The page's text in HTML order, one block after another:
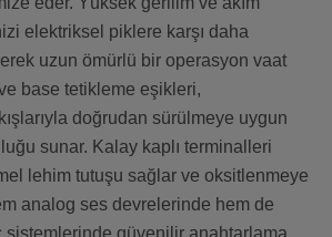
elektriksel piklere karşı daha
uzun ömürlü bir operasyon vaat
base tetikleme eşikleri,
doğrudan sürülmeye uygun
sunar. Kalay kaplı terminalleri
lehim tutuşu sağlar ve oksitlenmeye
analog ses devrelerinde hem de